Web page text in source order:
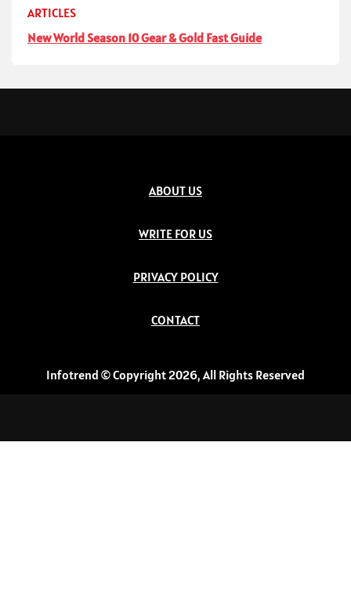
ARTICLES
New World Season 10 Gear & Gold Fast Guide
ABOUT US
WRITE FOR US
PRIVACY POLICY
CONTACT
Infotrend © Copyright 2026, All Rights Reserved